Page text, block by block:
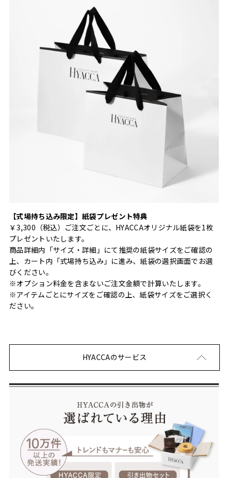
【式場持ち込み限定】紙袋プレゼント特典
￥3,300（税込）ご注文ごとに、HYACCAオリジナル紙袋を1枚
プレゼントいたします。
商品詳細内「サイズ・詳細」にて推奨の紙袋サイズをご確認の
上、カート内「式場持ち込み」に進み、紙袋の選択画面でお選
びください。
※オプション料金を含まないご注文金額で計算いたします。
※アイテムごとにサイズをご確認の上、紙袋サイズをご選択く
ださい。
HYACCAのサービス